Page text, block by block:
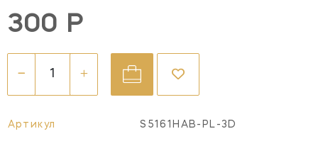
300 Р
Артикул S5161HAB-PL-3D